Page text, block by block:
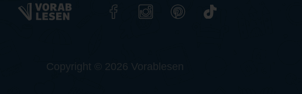
Copyright © 2026 Vorablesen